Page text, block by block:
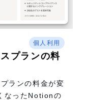
個人利用
プランの料
ランの料金が変
なったNotionの